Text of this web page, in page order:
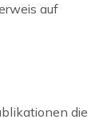
auf
die